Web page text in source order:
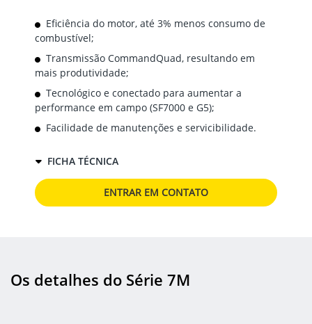
Eficiência do motor, até 3% menos consumo de
combustível;
Transmissão CommandQuad, resultando em
mais produtividade;
Tecnológico e conectado para aumentar a
performance em campo (SF7000 e G5);
Facilidade de manutenções e servicibilidade.
FICHA TÉCNICA
ENTRAR EM CONTATO
Os detalhes do Série 7M